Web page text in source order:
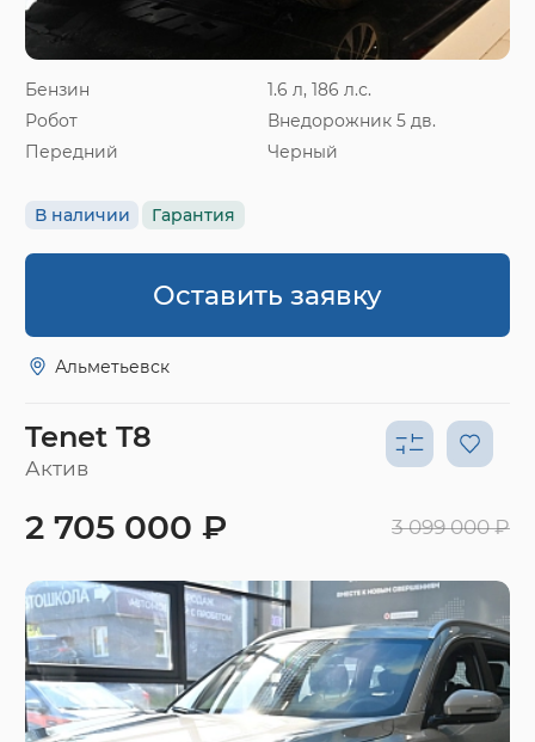
Бензин
1.6 л, 186 л.с.
Робот
Внедорожник 5 дв.
Передний
Черный
В наличии Гарантия
Оставить заявку
Альметьевск
Tenet T8
Актив
2 705 000 ₽ 3 099 000 ₽